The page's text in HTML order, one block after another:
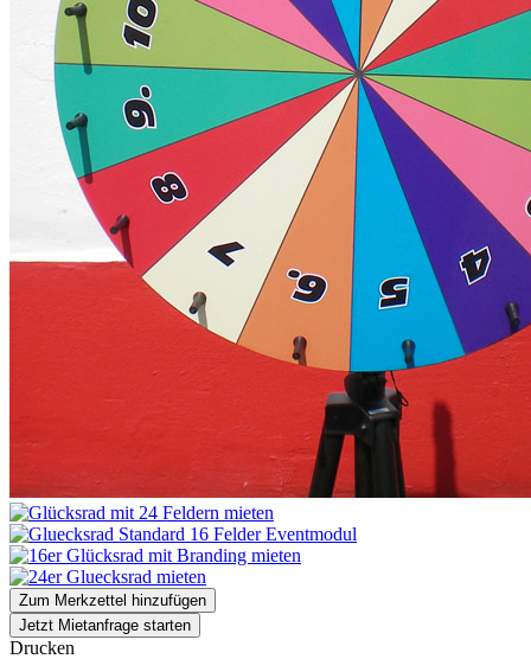
Zum Merkzettel hinzufügen
Jetzt Mietanfrage starten
Drucken